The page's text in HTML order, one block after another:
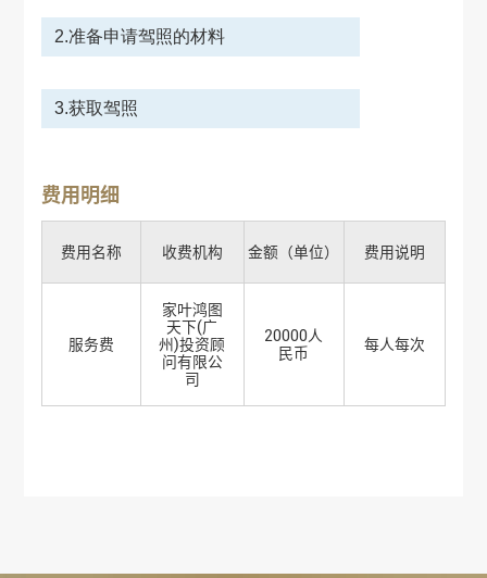
2.准备申请驾照的材料
3.获取驾照
费用明细
费用名称 收费机构 金额（单位） 费用说明
服务费
家叶鸿图
天下(广
州)投资顾
问有限公
司
20000人
民币
每人每次